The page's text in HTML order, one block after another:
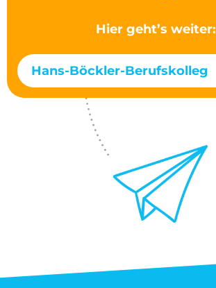
Hier geht’s weiter:
Hans-Böckler-Berufskolleg